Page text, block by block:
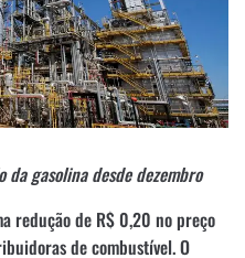
gasolina desde dezembro
redução de R$ 0,20 no preço
de combustível. O